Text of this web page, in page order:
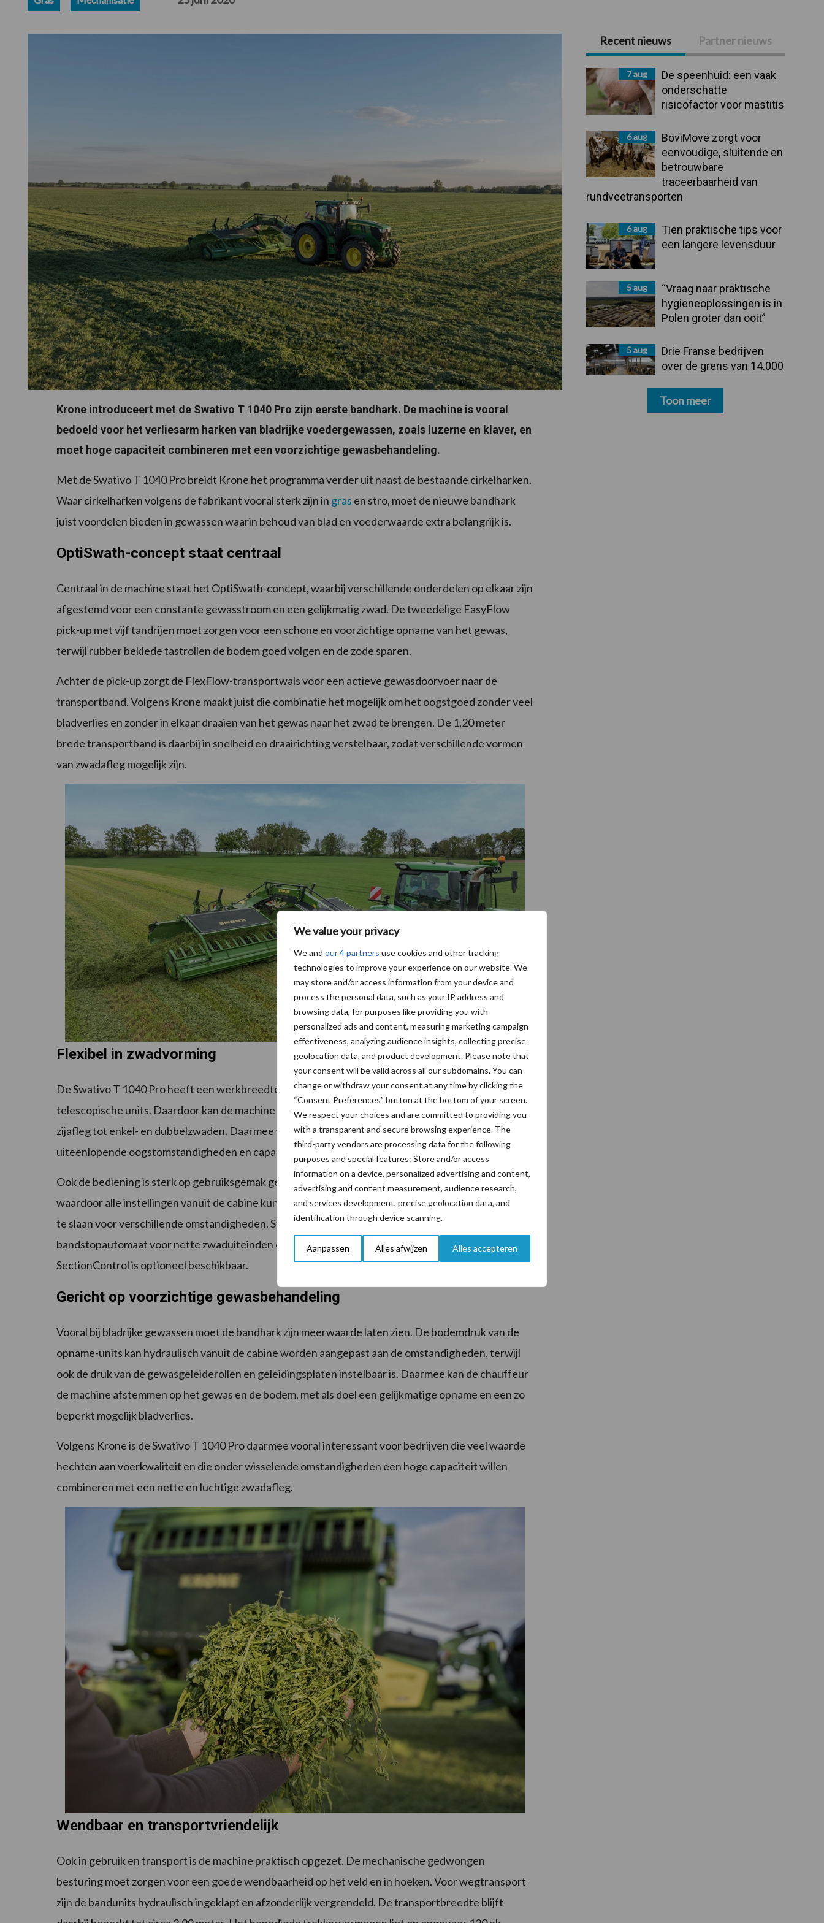
We value your privacy
We and our 4 partners use cookies and other tracking
technologies to improve your experience on our website. We
may store and/or access information from your device and
process the personal data, such as your IP address and
browsing data, for purposes like providing you with
personalized ads and content, measuring marketing campaign
effectiveness, analyzing audience insights, collecting precise
geolocation data, and product development. Please note that
your consent will be valid across all our subdomains. You can
change or withdraw your consent at any time by clicking the
“Consent Preferences” button at the bottom of your screen.
We respect your choices and are committed to providing you
with a transparent and secure browsing experience. The
third-party vendors are processing data for the following
purposes and special features: Store and/or access
information on a device, personalized advertising and content,
advertising and content measurement, audience research,
and services development, precise geolocation data, and
identification through device scanning.
Aanpassen Alles afwijzen Alles accepteren
Krone introduceert met de Swativo T 1040 Pro zijn eerste bandhark. De machine is vooral
bedoeld voor het verliesarm harken van bladrijke voedergewassen, zoals luzerne en klaver, en
moet hoge capaciteit combineren met een voorzichtige gewasbehandeling.
Met de Swativo T 1040 Pro breidt Krone het programma verder uit naast de bestaande cirkelharken.
Waar cirkelharken volgens de fabrikant vooral sterk zijn in gras en stro, moet de nieuwe bandhark
juist voordelen bieden in gewassen waarin behoud van blad en voederwaarde extra belangrijk is.
OptiSwath-concept staat centraal
Centraal in de machine staat het OptiSwath-concept, waarbij verschillende onderdelen op elkaar zijn
afgestemd voor een constante gewasstroom en een gelijkmatig zwad. De tweedelige EasyFlow
pick-up met vijf tandrijen moet zorgen voor een schone en voorzichtige opname van het gewas,
terwijl rubber beklede tastrollen de bodem goed volgen en de zode sparen.
Achter de pick-up zorgt de FlexFlow-transportwals voor een actieve gewasdoorvoer naar de
transportband. Volgens Krone maakt juist die combinatie het mogelijk om het oogstgoed zonder veel
bladverlies en zonder in elkaar draaien van het gewas naar het zwad te brengen. De 1,20 meter
brede transportband is daarbij in snelheid en draairichting verstelbaar, zodat verschillende vormen
van zwadafleg mogelijk zijn.
Flexibel in zwadvorming
De Swativo T 1040 Pro heeft een werkbreedte van 8,40 tot 10,40 meter en is voorzien van
telescopische units. Daardoor kan de machine verschillende zwadvormen maken, van midden- en
zijafleg tot enkel- en dubbelzwaden. Daarmee wil Krone de bandhark geschikt maken voor
uiteenlopende oogstomstandigheden en capaciteitsbehoeften.
Ook de bediening is sterk op gebruiksgemak gericht. De machine is volledig ISOBUS-gestuurd,
waardoor alle instellingen vanuit de cabine kunnen zijn aangepast. Daarbij zijn ook oogstprofielen op
te slaan voor verschillende omstandigheden. Standaard beschikt de Swativo over een
bandstopautomaat voor nette zwaduiteinden en een verzamelfunctie voor lastige perceeldelen.
SectionControl is optioneel beschikbaar.
Gericht op voorzichtige gewasbehandeling
Vooral bij bladrijke gewassen moet de bandhark zijn meerwaarde laten zien. De bodemdruk van de
opname-units kan hydraulisch vanuit de cabine worden aangepast aan de omstandigheden, terwijl
ook de druk van de gewasgeleiderollen en geleidingsplaten instelbaar is. Daarmee kan de chauffeur
de machine afstemmen op het gewas en de bodem, met als doel een gelijkmatige opname en een zo
beperkt mogelijk bladverlies.
Volgens Krone is de Swativo T 1040 Pro daarmee vooral interessant voor bedrijven die veel waarde
hechten aan voerkwaliteit en die onder wisselende omstandigheden een hoge capaciteit willen
combineren met een nette en luchtige zwadafleg.
Wendbaar en transportvriendelijk
Ook in gebruik en transport is de machine praktisch opgezet. De mechanische gedwongen
besturing moet zorgen voor een goede wendbaarheid op het veld en in hoeken. Voor wegtransport
zijn de bandunits hydraulisch ingeklapt en afzonderlijk vergrendeld. De transportbreedte blijft
Primaire
Sidebar
Recent nieuws Partner nieuws
7 aug
De speenhuid: een vaak
onderschatte
risicofactor voor mastitis
6 aug
BoviMove zorgt voor
eenvoudige, sluitende en
betrouwbare
traceerbaarheid van
rundveetransporten
6 aug
Tien praktische tips voor
een langere levensduur
5 aug
“Vraag naar praktische
hygieneoplossingen is in
Polen groter dan ooit”
5 aug
Drie Franse bedrijven
over de grens van 14.000
Toon meer